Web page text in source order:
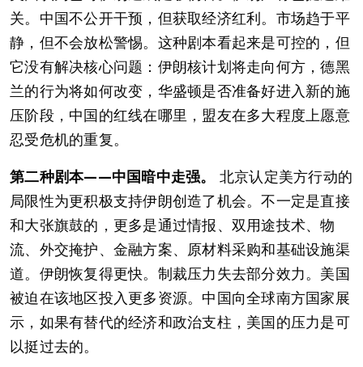
关。中国不公开干预，但获取经济红利。市场趋于平
静，但不会放松警惕。这种剧本看起来是可控的，但
它没有解决核心问题：伊朗核计划将走向何方，德黑
兰的行为将如何改变，华盛顿是否准备好进入新的施
压阶段，中国的红线在哪里，盟友在多大程度上愿意
忍受危机的重复。
第二种剧本——中国暗中走强。
北京认定美方行动的
局限性为更积极支持伊朗创造了机会。不一定是直接
和大张旗鼓的，更多是通过情报、双用途技术、物
流、外交掩护、金融方案、原材料采购和基础设施渠
道。伊朗恢复得更快。制裁压力失去部分效力。美国
被迫在该地区投入更多资源。中国向全球南方国家展
示，如果有替代的经济和政治支柱，美国的压力是可
以挺过去的。